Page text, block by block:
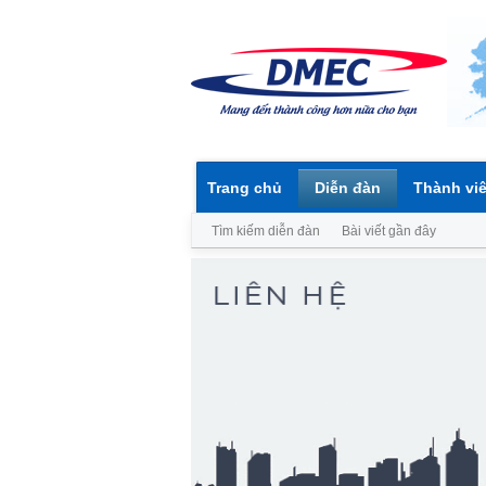
Trang chủ Diễn đàn
Tìm kiếm diễn đàn Bài viết gần đây
Thành